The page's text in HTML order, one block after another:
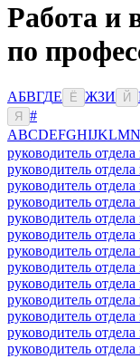
Работа и
по
АБВГДЕ Ё ЖЗИ Й
Я
#
ABCDEFGHIJKLMN
руководитель
руководитель
руководитель
руководитель
руководитель
руководитель
руководитель
руководитель
руководитель
руководитель
руководитель
руководитель
руководитель